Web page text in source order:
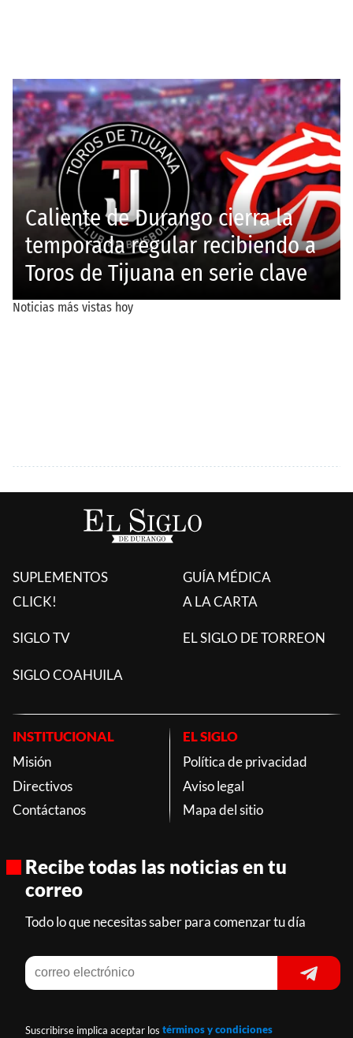
SUPLEMENTOS
CLICK!
GUÍA MÉDICA
A LA CARTA
SIGLO TV EL SIGLO DE TORREON
SIGLO COAHUILA
INSTITUCIONAL
Misión
Directivos
Contáctanos
EL SIGLO
Política de privacidad
Aviso legal
Mapa del sitio
Recibe todas las noticias en tu
correo
Todo lo que necesitas saber para comenzar tu día
Suscribirse implica aceptar los términos y condiciones